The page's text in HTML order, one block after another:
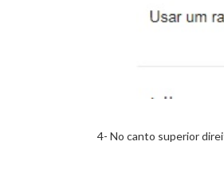
4- No canto superior